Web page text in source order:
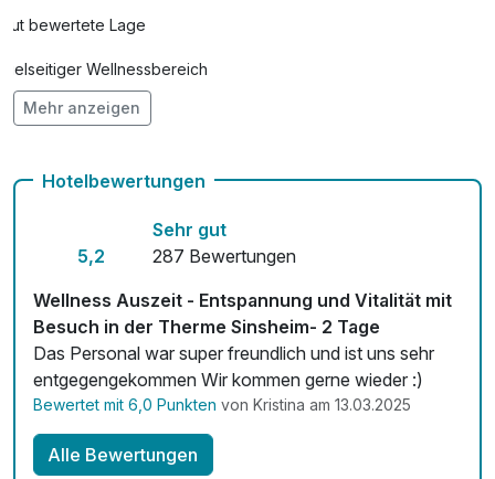
Gut bewertete Lage
Vielseitiger Wellnessbereich
Hunde im Hotel erlaubt
Kostenloses W-LAN
Zimmerservice verfügbar
Mit Hotelbar
Mehr anzeigen
Hotelbewertungen
5,2
Sehr gut
287 Bewertungen
Wellness Auszeit - Entspannung und Vitalität mit
Besuch in der Therme Sinsheim- 2 Tage
Das Personal war super freundlich und ist uns sehr
entgegengekommen Wir kommen gerne wieder :)
Bewertet mit 6,0 Punkten von Kristina am 13.03.2025
Alle Bewertungen